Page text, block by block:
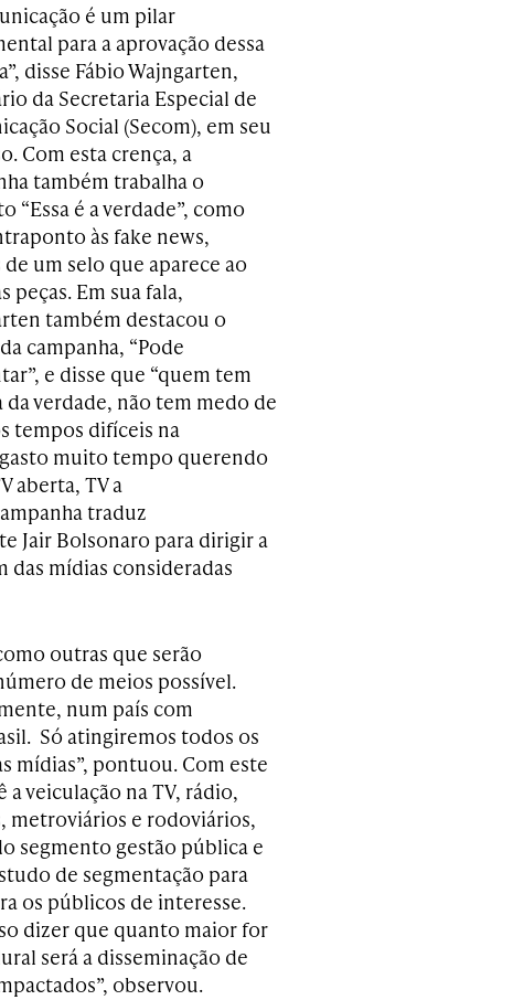
é um pilar
para a aprovação dessa
disse Fábio Wajngarten,
da Secretaria Especial de
Social (Secom), em seu
Com esta crença, a
também trabalha o
“Essa é a verdade”, como
às fake news,
de um selo que aparece ao
peças. Em sua fala,
também destacou o
campanha, “Pode
e disse que “quem tem
da verdade, não tem medo de
tempos difíceis na
muito tempo querendo
aberta, ​TV a
traduz
Jair Bolsonaro para dirigir a
das mídias consideradas
outras que serão
de meios possível.
num país com
Só atingiremos todos os
mídias”, pontuou. Com este
veiculação na TV, rádio,
metroviários e rodoviários,
segmento gestão pública e
de segmentação para
os públicos de interesse.
dizer que quanto maior for
será a disseminação de
observou.